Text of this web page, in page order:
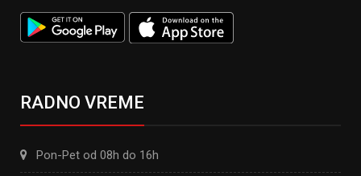
RADNO VREME
Pon-Pet od 08h do 16h